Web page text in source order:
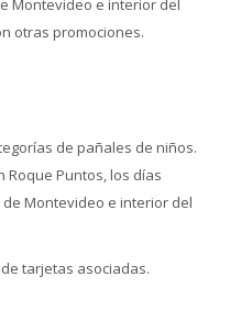
Montevideo e interior del
otras promociones.
de pañales de niños.
Roque Puntos, los días
Montevideo e interior del
tarjetas asociadas.